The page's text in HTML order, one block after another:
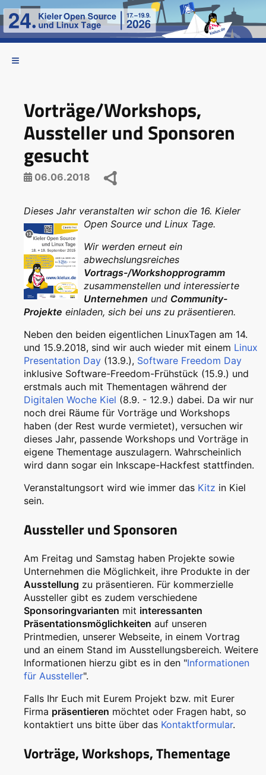
Vorträge/Workshops,
Aussteller und Sponsoren
gesucht
06.06.2018
Dieses Jahr veranstalten wir schon die 16. Kieler
Open Source und Linux Tage.
Wir werden erneut ein
abwechslungsreiches
Vortrags-/Workshopprogramm
zusammenstellen und interessierte
Unternehmen und Community-
Projekte einladen, sich bei uns zu präsentieren.
Neben den beiden eigentlichen LinuxTagen am 14.
und 15.9.2018, sind wir auch wieder mit einem Linux
Presentation Day (13.9.), Software Freedom Day
inklusive Software-Freedom-Frühstück (15.9.) und
erstmals auch mit Thementagen während der
Digitalen Woche Kiel (8.9. - 12.9.) dabei. Da wir nur
noch drei Räume für Vorträge und Workshops
haben (der Rest wurde vermietet), versuchen wir
dieses Jahr, passende Workshops und Vorträge in
eigene Thementage auszulagern. Wahrscheinlich
wird dann sogar ein Inkscape-Hackfest stattfinden.
Veranstaltungsort wird wie immer das Kitz in Kiel
sein.
Aussteller und Sponsoren
Am Freitag und Samstag haben Projekte sowie
Unternehmen die Möglichkeit, ihre Produkte in der
Ausstellung zu präsentieren. Für kommerzielle
Aussteller gibt es zudem verschiedene
Sponsoringvarianten mit interessanten
Präsentationsmöglichkeiten auf unseren
Printmedien, unserer Webseite, in einem Vortrag
und an einem Stand im Ausstellungsbereich. Weitere
Informationen hierzu gibt es in den "Informationen
für Aussteller".
Falls Ihr Euch mit Eurem Projekt bzw. mit Eurer
Firma präsentieren möchtet oder Fragen habt, so
kontaktiert uns bitte über das Kontaktformular.
Vorträge, Workshops, Thementage